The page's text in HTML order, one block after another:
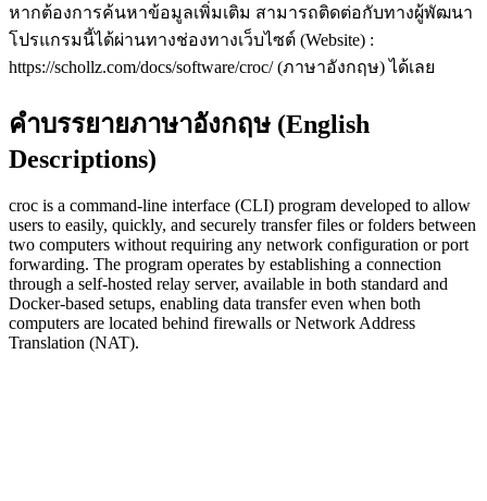
หากต้องการค้นหาข้อมูลเพิ่มเติม สามารถติดต่อกับทางผู้พัฒนา
โปรแกรมนี้ได้ผ่านทางช่องทางเว็บไซต์ (Website) :
https://schollz.com/docs/software/croc/ (ภาษาอังกฤษ) ได้เลย
คำบรรยายภาษาอังกฤษ (English
Descriptions)
croc is a command-line interface (CLI) program developed to allow
users to easily, quickly, and securely transfer files or folders between
two computers without requiring any network configuration or port
forwarding. The program operates by establishing a connection
through a self-hosted relay server, available in both standard and
Docker-based setups, enabling data transfer even when both
computers are located behind firewalls or Network Address
Translation (NAT).